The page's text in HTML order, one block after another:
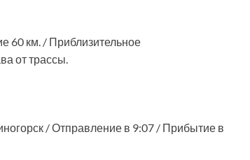
60 км. / Приблизительное
от трассы.
/ Отправление в 9:07 / Прибытие в